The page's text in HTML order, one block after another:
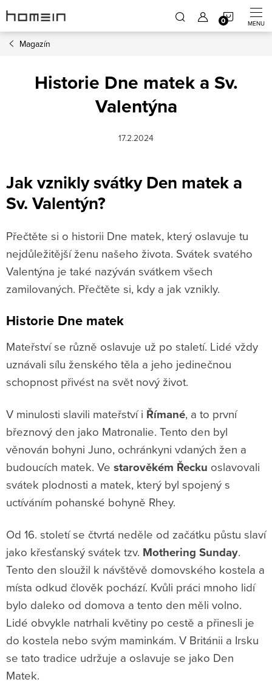
na
obsah
Magazín
Historie Dne matek a Sv.
Valentýna
17.2.2024
Jak vznikly svátky Den matek a
Sv. Valentýn?
Přečtěte si o historii Dne matek, který oslavuje tu
nejdůležitější ženu našeho života. Svátek svatého
Valentýna je také nazýván svátkem všech
zamilovaných. Přečtěte si, kdy a jak vznikly.
Historie Dne matek
Mateřství se různě oslavuje už po staletí. Lidé vždy
uznávali sílu ženského těla a jeho jedinečnou
schopnost přivést na svět nový život.
V minulosti slavili mateřství i Římané, a to první
březnový den jako Matronalie. Tento den byl
věnován bohyni Juno, ochránkyni vdaných žen a
budoucích matek. Ve starověkém Řecku oslavovali
svátek plodnosti a matek, který byl spojený s
uctíváním pohanské bohyně Rhey.
Od 16. století se čtvrtá neděle od začátku půstu slaví
jako křesťanský svátek tzv. Mothering Sunday.
Tento den sloužil k návštěvě domovského kostela a
místa odkud člověk pochází. Kvůli práci mnoho lidí
bylo daleko od domova a tento den měli volno.
Lidé obvykle natrhali květiny po cestě a přinesli je
do kostela nebo svým maminkám. V Británii a Irsku
se tato tradice udržuje a oslavuje se jako Den
Matek.